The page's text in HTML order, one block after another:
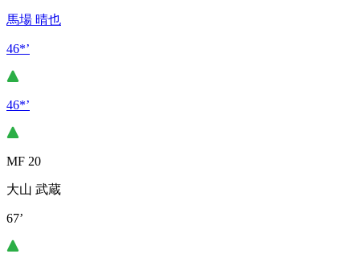
馬場 晴也
46*’
46*’
MF 20
大山 武蔵
67’